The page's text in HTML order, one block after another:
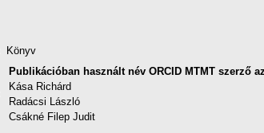
Könyv
Publikációban használt név ORCID MTMT szerző
Kása Richárd
Radácsi László
Csákné Filep Judit